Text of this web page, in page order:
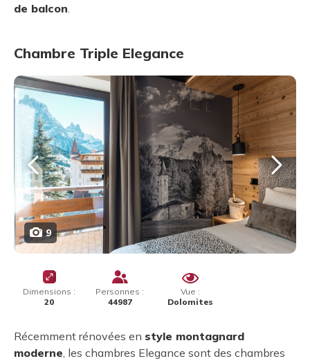
de balcon
Chambre Triple Elegance
9
Dimensions :
20
Personnes :
44987
Vue :
Dolomites
Récemment rénovées en style montagnard
moderne, les chambres Elegance sont des chambres